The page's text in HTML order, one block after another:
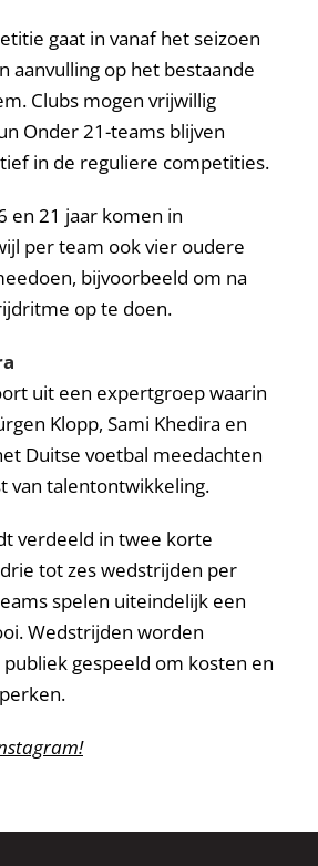
gaat in vanaf het seizoen
aanvulling op het bestaande
Clubs mogen vrijwillig
Onder 21-teams blijven
in de reguliere competities.
en 21 jaar komen in
per team ook vier oudere
bijvoorbeeld om na
op te doen.
uit een expertgroep waarin
Klopp, Sami Khedira en
Duitse voetbal meedachten
van talentontwikkeling.
verdeeld in twee korte
tot zes wedstrijden per
spelen uiteindelijk een
Wedstrijden worden
gespeeld om kosten en